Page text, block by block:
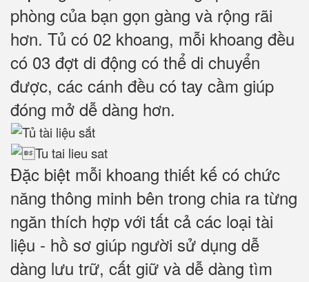
phòng của bạn gọn gàng và rộng rãi
hơn. Tủ có 02 khoang, mỗi khoang đều
có 03 đợt di động có thể di chuyển
được, các cánh đều có tay cầm giúp
đóng mở dễ dàng hơn.
Đặc biệt mỗi khoang thiết kế có chức
năng thông minh bên trong chia ra từng
ngăn thích hợp với tất cả các loại tài
liệu - hồ sơ giúp người sử dụng dễ
dàng lưu trữ, cất giữ và dễ dàng tìm